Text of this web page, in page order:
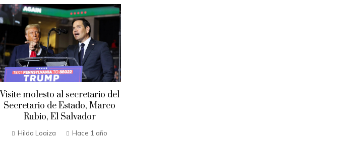
Visite molesto al secretario del
Secretario de Estado, Marco
Rubio, El Salvador
Hilda Loaiza Hace 1 año